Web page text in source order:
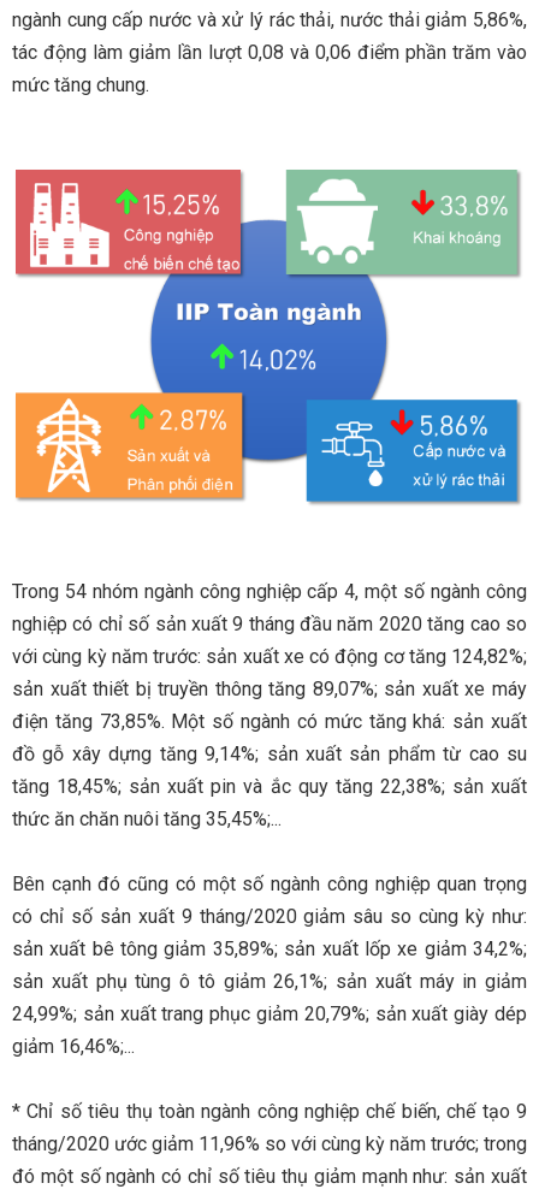
ngành cung cấp nước và xử lý rác thải, nước thải giảm 5,86%,
tác động làm giảm lần lượt 0,08 và 0,06 điểm phần trăm vào
mức tăng chung.
Trong 54 nhóm ngành công nghiệp cấp 4, một số ngành công
nghiệp có chỉ số sản xuất 9 tháng đầu năm 2020 tăng cao so
với cùng kỳ năm trước: sản xuất xe có động cơ tăng 124,82%;
sản xuất thiết bị truyền thông tăng 89,07%; sản xuất xe máy
điện tăng 73,85%. Một số ngành có mức tăng khá: sản xuất
đồ gỗ xây dựng tăng 9,14%; sản xuất sản phẩm từ cao su
tăng 18,45%; sản xuất pin và ắc quy tăng 22,38%; sản xuất
thức ăn chăn nuôi tăng 35,45%;...
Bên cạnh đó cũng có một số ngành công nghiệp quan trọng
có chỉ số sản xuất 9 tháng/2020 giảm sâu so cùng kỳ như:
sản xuất bê tông giảm 35,89%; sản xuất lốp xe giảm 34,2%;
sản xuất phụ tùng ô tô giảm 26,1%; sản xuất máy in giảm
24,99%; sản xuất trang phục giảm 20,79%; sản xuất giày dép
giảm 16,46%;...
* Chỉ số tiêu thụ toàn ngành công nghiệp chế biến, chế tạo 9
tháng/2020 ước giảm 11,96% so với cùng kỳ năm trước; trong
đó một số ngành có chỉ số tiêu thụ giảm mạnh như: sản xuất